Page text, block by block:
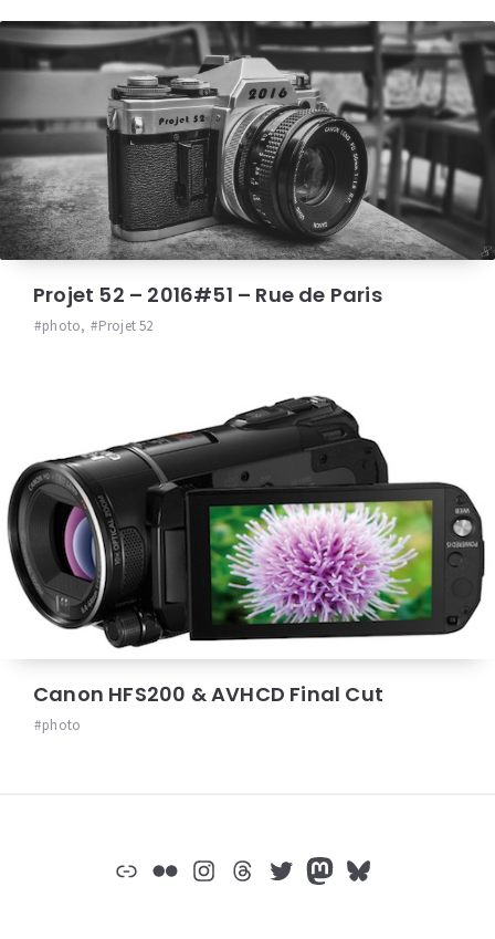
Projet 52 – 2016#51 – Rue de Paris
photo, Projet 52
Canon HFS200 & AVHCD Final Cut
photo
LienFlickrInstagram
Threads
Twitter
Mastodon
Bluesky